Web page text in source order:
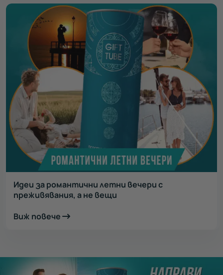
Идеи за романтични летни вечери с
преживявания, а не вещи
Виж повече